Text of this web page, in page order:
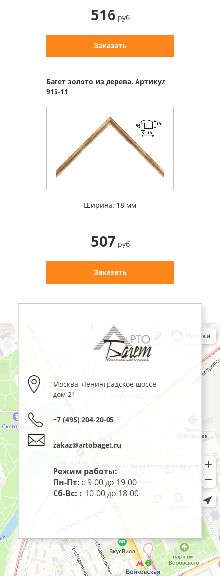
516 руб
Заказать
Багет золото из дерева. Артикул
915-11
Ширина: 18 мм
507 руб
Заказать
Москва,Ленинградское шоссе
дом 21
+7 (495) 204-20-05
zakaz@artobaget.ru
Режим работы:
Пн-Пт: с 9-00 до 19-00
Сб-Вс: с 10-00 до 18-00